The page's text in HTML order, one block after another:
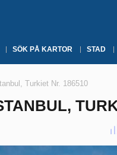
SÖK PÅ KARTOR STAD
Turkiet Nr. 186510